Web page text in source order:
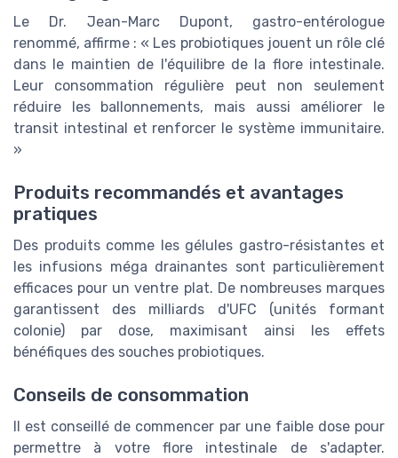
Le Dr. Jean-Marc Dupont, gastro-entérologue
renommé, affirme : « Les probiotiques jouent un rôle clé
dans le maintien de l'équilibre de la flore intestinale.
Leur consommation régulière peut non seulement
réduire les ballonnements, mais aussi améliorer le
transit intestinal et renforcer le système immunitaire.
»
Produits recommandés et avantages
pratiques
Des produits comme les gélules gastro-résistantes et
les infusions méga drainantes sont particulièrement
efficaces pour un ventre plat. De nombreuses marques
garantissent des milliards d'UFC (unités formant
colonie) par dose, maximisant ainsi les effets
bénéfiques des souches probiotiques.
Conseils de consommation
Il est conseillé de commencer par une faible dose pour
permettre à votre flore intestinale de s'adapter.